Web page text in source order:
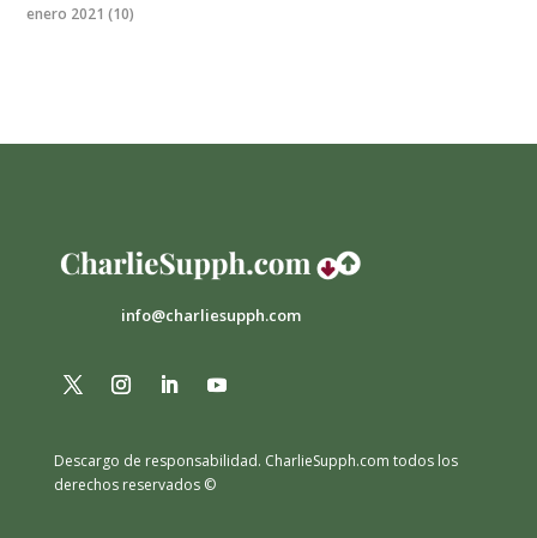
enero 2021 (10)
info@charliesupph.com
Descargo de responsabilidad. CharlieSupph.com todos los
derechos reservados ©